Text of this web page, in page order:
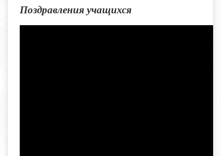
Поздравления учащихся